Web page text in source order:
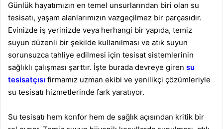
Günlük hayatımızın en temel unsurlarından biri olan su
tesisatı, yaşam alanlarımızın vazgeçilmez bir parçasıdır.
Evinizde iş yerinizde veya herhangi bir yapıda, temiz
suyun düzenli bir şekilde kullanılması ve atık suyun
sorunsuzca tahliye edilmesi için tesisat sistemlerinin
sağlıklı çalışması şarttır. İşte burada devreye giren su
tesisatçısı firmamız uzman ekibi ve yenilikçi çözümleriyle
su tesisatı hizmetlerinde fark yaratıyor.
Su tesisatı hem konfor hem de sağlık açısından kritik bir